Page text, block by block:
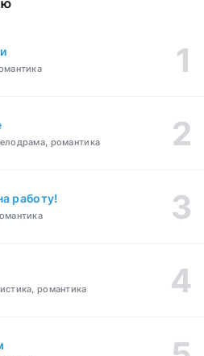
романтика
работу!
романтика